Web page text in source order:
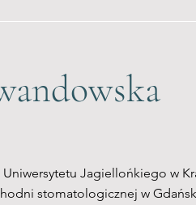
Jagiellońkiego w
stomatologicznej w